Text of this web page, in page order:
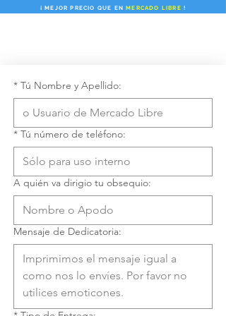
¡ MEJOR PRECIO QUE ENMERCADO LIBRE !
* Tú Nombre y Apellido:
* Tú número de teléfono:
A quién va dirigio tu obsequio:
Mensaje de Dedicatoria: